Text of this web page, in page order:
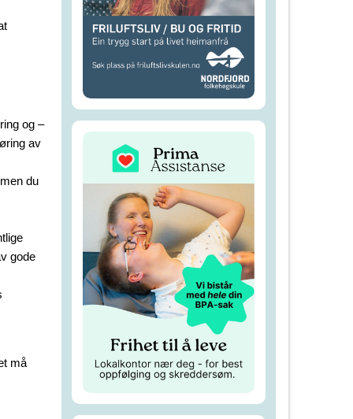
og –
av
du
gode
må